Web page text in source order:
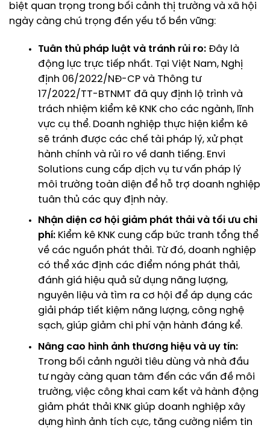
biệt quan trọng trong bối cảnh thị trường và xã hội
ngày càng chú trọng đến yếu tố bền vững:
Tuân thủ pháp luật và tránh rủi ro: Đây là
động lực trực tiếp nhất. Tại Việt Nam, Nghị
định 06/2022/NĐ-CP và Thông tư
17/2022/TT-BTNMT đã quy định lộ trình và
trách nhiệm kiểm kê KNK cho các ngành, lĩnh
vực cụ thể. Doanh nghiệp thực hiện kiểm kê
sẽ tránh được các chế tài pháp lý, xử phạt
hành chính và rủi ro về danh tiếng. Envi
Solutions cung cấp dịch vụ tư vấn pháp lý
môi trường toàn diện để hỗ trợ doanh nghiệp
tuân thủ các quy định này.
Nhận diện cơ hội giảm phát thải và tối ưu chi
phí: Kiểm kê KNK cung cấp bức tranh tổng thể
về các nguồn phát thải. Từ đó, doanh nghiệp
có thể xác định các điểm nóng phát thải,
đánh giá hiệu quả sử dụng năng lượng,
nguyên liệu và tìm ra cơ hội để áp dụng các
giải pháp tiết kiệm năng lượng, công nghệ
sạch, giúp giảm chi phí vận hành đáng kể.
Nâng cao hình ảnh thương hiệu và uy tín:
Trong bối cảnh người tiêu dùng và nhà đầu
tư ngày càng quan tâm đến các vấn đề môi
trường, việc công khai cam kết và hành động
giảm phát thải KNK giúp doanh nghiệp xây
dựng hình ảnh tích cực, tăng cường niềm tin